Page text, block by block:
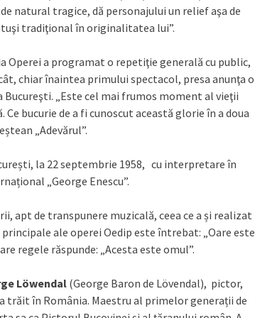
natural tragice, dă personajului un relief aşa de
tradiţional în originalitatea lui”.
Operei a programat o repetiţie generală cu public,
chiar înaintea primului spectacol, presa anunţa o
„Este cel mai frumos moment al vieţii
bucurie de a fi cunoscut această glorie în a doua
„Adevărul”.
la 22 septembrie 1958, cu interpretare în
„George Enescu”.
apt de transpunere muzicală, ceea ce a și realizat
ale operei Oedip este întrebat: „Oare este
regele răspunde: „Acesta este omul”.
Löwendal(George Baron de Lövendal), pictor,
trăit în România. Maestru al primelor generații de